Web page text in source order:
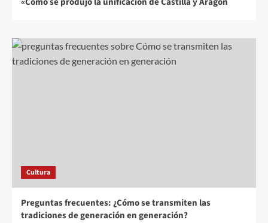
Cultura
Preguntas frecuentes: ¿Cómo se transmiten las
tradiciones de generación en generación?